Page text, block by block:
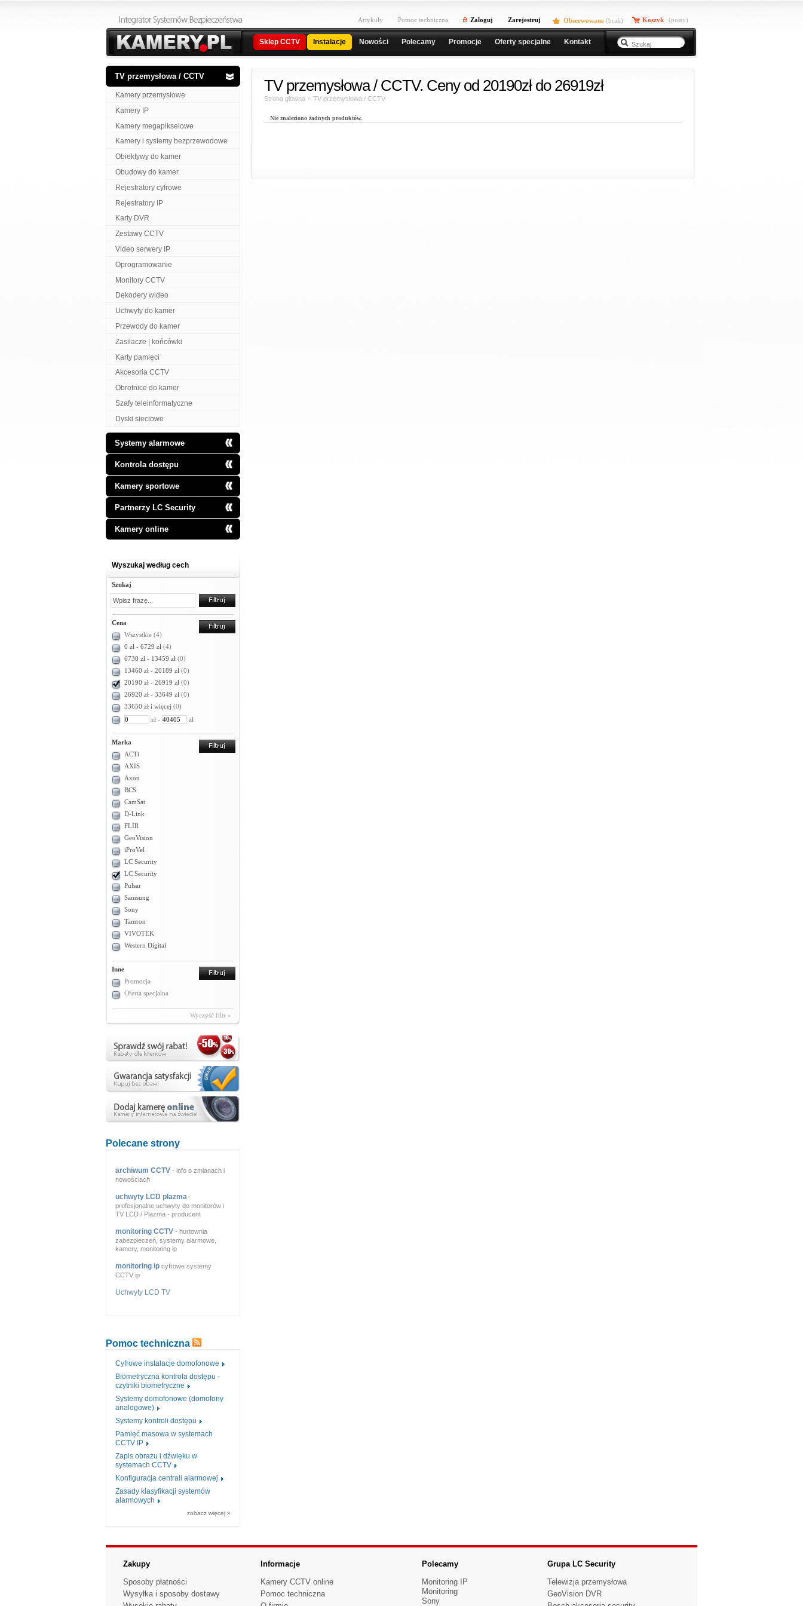
Artykuły Pomoc techniczna Zaloguj Zarejestruj Obserwowane (brak) Koszyk (pusty)
Sklep CCTV Instalacje Nowości Polecamy Promocje Oferty specjalne Kontakt
TV przemysłowa / CCTV
Kamery przemysłowe
Kamery IP
Kamery megapikselowe
Kamery i systemy bezprzewodowe
Obiektywy do kamer
Obudowy do kamer
Rejestratory cyfrowe
Rejestratory IP
Karty DVR
Zestawy CCTV
Video serwery IP
Oprogramowanie
Monitory CCTV
Dekodery wideo
Uchwyty do kamer
Przewody do kamer
Zasilacze | końcówki
Karty pamięci
Akcesoria CCTV
Obrotnice do kamer
Szafy teleinformatyczne
Dyski sieciowe
Systemy alarmowe
Kontrola dostępu
Kamery sportowe
Partnerzy LC Security
Kamery online
Wyszukaj według cech
Szukaj
Cena
Wszystkie (4)
0 zł - 6729 zł (4)
6730 zł - 13459 zł (0)
13460 zł - 20189 zł (0)
20190 zł - 26919 zł (0)
26920 zł - 33649 zł (0)
33650 zł i więcej (0)
zł -
zł
Marka
ACTi
AXIS
Axon
BCS
CamSat
D-Link
FLIR
GeoVision
iProVel
LC Security
LC Security
Pulsar
Samsung
Sony
Tamron
VIVOTEK
Western Digital
Inne
Promocja
Oferta specjalna
Wyczyść filtr »
Polecane strony
archiwum CCTV - info o zmianach i
nowościach
uchwyty LCD plazma -
profesjonalne uchwyty do monitorów i
TV LCD / Plazma - producent
monitoring CCTV - hurtownia
zabezpieczeń, systemy alarmowe,
kamery, monitoring ip
monitoring ip cyfrowe systemy
CCTV ip
Uchwyty LCD TV
Pomoc techniczna
Cyfrowe instalacje domofonowe
Biometryczna kontrola dostępu -
czytniki biometryczne
Systemy domofonowe (domofony
analogowe)
Systemy kontroli dostępu
Pamięć masowa w systemach
CCTV IP
Zapis obrazu i dźwięku w
systemach CCTV
Konfiguracja centrali alarmowej
Zasady klasyfikacji systemów
alarmowych
zobacz więcej »
TV przemysłowa / CCTV. Ceny od 20190zł do 26919zł
Strona główna » TV przemysłowa / CCTV
Nie znaleziono żadnych produktów.
Zakupy
Sposoby płatności
Wysyłka i sposoby dostawy
Informacje
Kamery CCTV online
Pomoc techniczna
Polecamy
Monitoring IP
Monitoring
Sony
Grupa LC Security
Telewizja przemysłowa
GeoVision DVR